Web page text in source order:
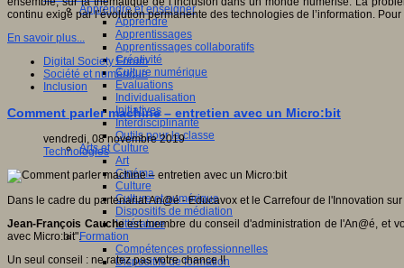
Apprendre et enseigner
Apprendre
Apprentissages
Apprentissages collaboratifs
Créativité
Culture numérique
Evaluations
Individualisation
Initiatives
Interdisciplinarité
Outils pour la classe
Arts et Culture
Art
Cinéma
Culture
Culture et numérique
Dispositifs de médiation
Littérature
Formation
Compétences professionnelles
Dispositifs de formation
continu exigé par l’évolution permanente des technologies de l’information.
En savoir plus...
Digital Society Forum
Société et numérique
Inclusion
Comment parler machine – entretien avec un Micro:bit
vendredi, 08 novembre 2019
Technologies
Dans le cadre du partenariat An@é - Educavox et le Carrefour de l'Innovation
Jean-François Caucheest membre du conseil d'administration de l'An@é, et
avec Micro:bit".
Un seul conseil : ne ratez pas votre chance !!